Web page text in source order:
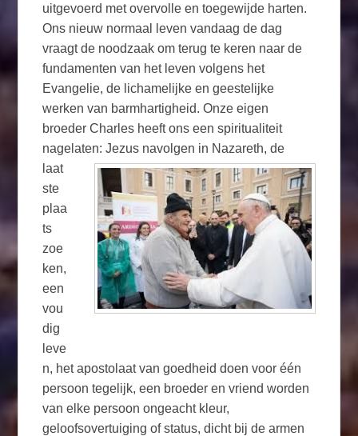
uitgevoerd met overvolle en toegewijde harten.
Ons nieuw normaal leven vandaag de dag
vraagt de noodzaak om terug te keren naar de
fundamenten van het leven volgens het
Evangelie, de lichamelijke en geestelijke
werken van barmhartigheid. Onze eigen
broeder Charles heeft ons een spiritualiteit
nagelaten: Jezus navolgen in Nazareth, de
laat
ste
plaa
ts
zoe
ken,
een
vou
dig
leve
n, het apostolaat van goedheid doen voor één
persoon tegelijk, een broeder en vriend worden
van elke persoon ongeacht kleur,
geloofsovertuiging of status, dicht bij de armen